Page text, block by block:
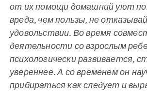
от их помощи домашний уют
вреда, чем пользы, не
удовольствии. Во время
деятельности со взрослым
психологически развивается,
увереннее. А со временем он
прибираться как следует и